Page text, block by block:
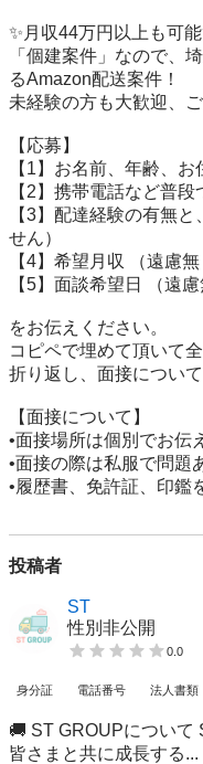
✨月収44万円以上も可能
「個建案件」なので、
るAmazon配送案件！
未経験の方も大歓迎、
【応募】
【1】お名前、年齢、
【2】携帯電話など普
【3】配達経験の有無
せん）
【4】希望月収 （遠慮
【5】面談希望日 （遠
をお伝えください。
コピペで埋めて頂いて
折り返し、面接につい
【面接について】
•面接場所は個別でお伝
•面接の際は私服で問題
•履歴書、免許証、印鑑
投稿者
ST
性別非公開
0.0
身分証 電話番号 法人書類
🚚 ST GROUPについて
皆さまと共に成長する...